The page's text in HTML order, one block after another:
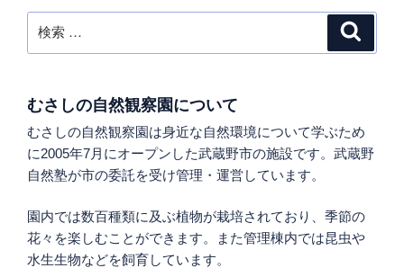
ー
シ
索:
むさしの自然観察園について
むさしの自然観察園は身近な自然環境について学ぶため
に2005年7月にオープンした武蔵野市の施設です。武蔵野
自然塾が市の委託を受け管理・運営しています。
園内では数百種類に及ぶ植物が栽培されており、季節の
花々を楽しむことができます。また管理棟内では昆虫や
水生生物などを飼育しています。